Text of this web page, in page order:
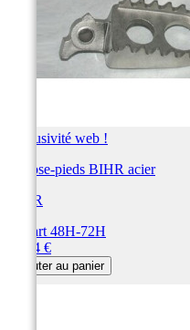
Exclusivité web !
Repose-pieds BIHR acier
BIHR
Départ 48H-72H
99,84 €
Ajouter au panier